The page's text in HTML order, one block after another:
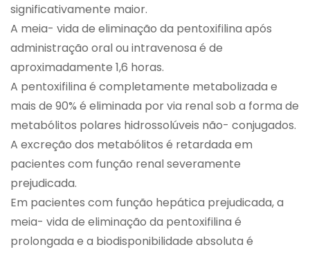
significativamente maior.
A meia- vida de eliminação da pentoxifilina após
administração oral ou intravenosa é de
aproximadamente 1,6 horas.
A pentoxifilina é completamente metabolizada e
mais de 90% é eliminada por via renal sob a forma de
metabólitos polares hidrossolúveis não- conjugados.
A excreção dos metabólitos é retardada em
pacientes com função renal severamente
prejudicada.
Em pacientes com função hepática prejudicada, a
meia- vida de eliminação da pentoxifilina é
prolongada e a biodisponibilidade absoluta é